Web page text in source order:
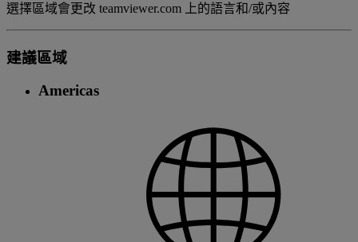
選擇區域會更改 teamviewer.com 上的語言和/或內容
建議區域
Americas